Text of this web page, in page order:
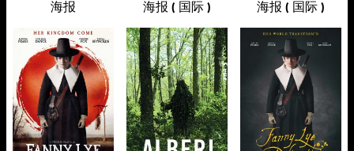
海报 海报 ( 国际 ) 海报 ( 国际 )